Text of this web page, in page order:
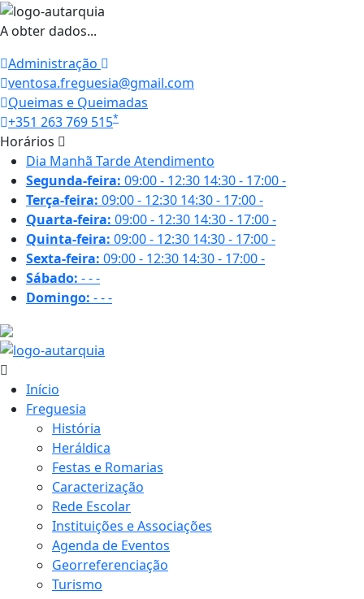
A obter dados...
Administração
ventosa.freguesia@gmail.com
Queimas e Queimadas
+351 263 769 515*
Horários
Dia Manhã TardeAtendimento
Segunda-feira: 09:00 - 12:30 14:30 - 17:00-
Terça-feira: 09:00 - 12:30 14:30 - 17:00-
Quarta-feira: 09:00 - 12:30 14:30 - 17:00-
Quinta-feira: 09:00 - 12:30 14:30 - 17:00-
Sexta-feira: 09:00 - 12:30 14:30 - 17:00-
Sábado: ---
Domingo: ---
Início
Freguesia
História
Heráldica
Festas e Romarias
Caracterização
Rede Escolar
Instituições e Associações
Agenda de Eventos
Georreferenciação
Turismo